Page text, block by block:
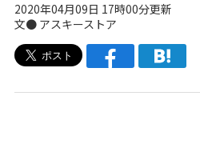
2020年04月09日 17時00分更新
文● アスキーストア